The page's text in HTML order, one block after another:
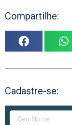
Compartilhe:
Cadastre-se: